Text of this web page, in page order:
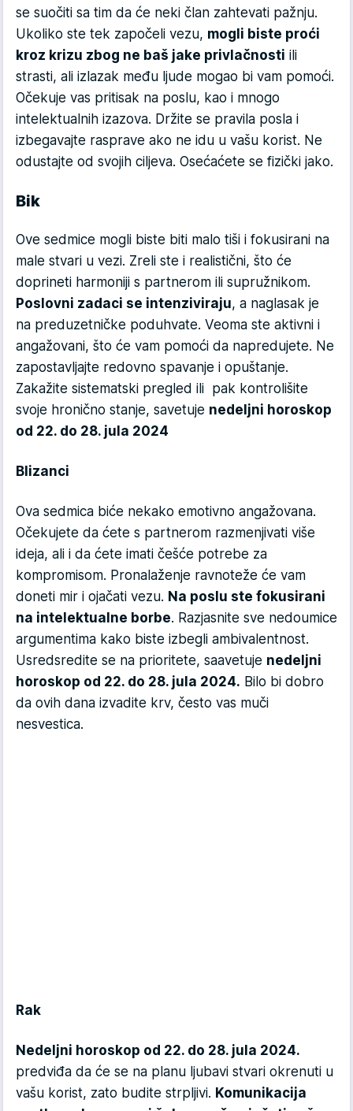
se suočiti sa tim da će neki član zahtevati pažnju.
Ukoliko ste tek započeli vezu, mogli biste proći
kroz krizu zbog ne baš jake privlačnosti ili
strasti, ali izlazak među ljude mogao bi vam pomoći.
Očekuje vas pritisak na poslu, kao i mnogo
intelektualnih izazova. Držite se pravila posla i
izbegavajte rasprave ako ne idu u vašu korist. Ne
odustajte od svojih ciljeva. Osećaćete se fizički jako.
Bik
Ove sedmice mogli biste biti malo tiši i fokusirani na
male stvari u vezi. Zreli ste i realistični, što će
doprineti harmoniji s partnerom ili supružnikom.
Poslovni zadaci se intenziviraju, a naglasak je
na preduzetničke poduhvate. Veoma ste aktivni i
angažovani, što će vam pomoći da napredujete. Ne
zapostavljajte redovno spavanje i opuštanje.
Zakažite sistematski pregled ili pak kontrolišite
svoje hronično stanje, savetuje nedeljni horoskop
od 22. do 28. jula 2024
Blizanci
Ova sedmica biće nekako emotivno angažovana.
Očekujete da ćete s partnerom razmenjivati više
ideja, ali i da ćete imati češće potrebe za
kompromisom. Pronalaženje ravnoteže će vam
doneti mir i ojačati vezu. Na poslu ste fokusirani
na intelektualne borbe. Razjasnite sve nedoumice
argumentima kako biste izbegli ambivalentnost.
Usredsredite se na prioritete, saavetuje nedeljni
horoskop od 22. do 28. jula 2024. Bilo bi dobro
da ovih dana izvadite krv, često vas muči
nesvestica.
Rak
Nedeljni horoskop od 22. do 28. jula 2024.
predviđa da će se na planu ljubavi stvari okrenuti u
vašu korist, zato budite strpljivi. Komunikacija